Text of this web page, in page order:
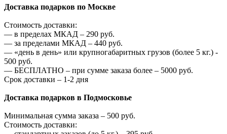
Доставка подарков по Москве
Стоимость доставки:
— в пределах МКАД – 290 руб.
— за пределами МКАД – 440 руб.
— «день в день» или крупногабаритных грузов (более 5 кг.) -
500 руб.
— БЕСПЛАТНО – при сумме заказа более – 5000 руб.
Срок доставки – 1-2 дня
Доставка подарков в Подмосковье
Минимальная сумма заказа – 500 руб.
Стоимость доставки: